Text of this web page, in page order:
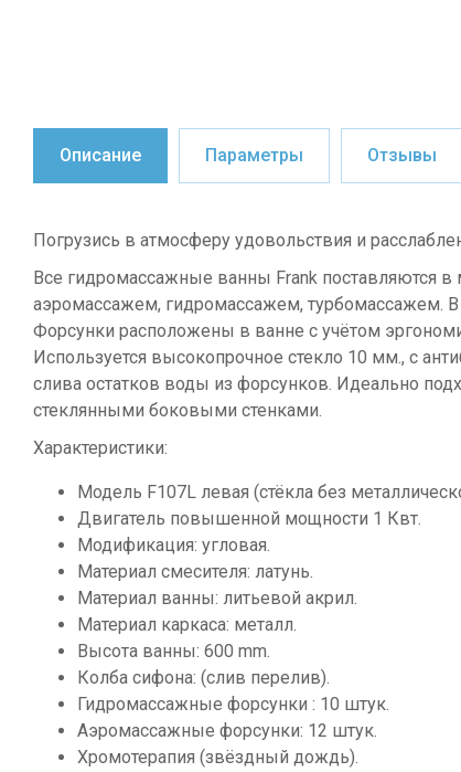
Описание Параметры Отзывы
Погрузись в атмосферу удовольствия и
Все гидромассажные ванны Frank поставляются
аэромассажем, гидромассажем, турбомассажем.
Форсунки расположены в ванне с учётом
Используется высокопрочное стекло 10 мм., с
слива остатков воды из форсунков. Идеально
стеклянными боковыми стенками.
Характеристики:
Модель F107L левая (стёкла без
Двигатель повышенной мощности 1 Квт.
Модификация: угловая.
Материал смесителя: латунь.
Материал ванны: литьевой акрил.
Материал каркаса: металл.
Высота ванны: 600 mm.
Колба сифона: (слив перелив).
Гидромассажные форсунки : 10 штук.
Аэромассажные форсунки: 12 штук.
Хромотерапия (звёздный дождь).